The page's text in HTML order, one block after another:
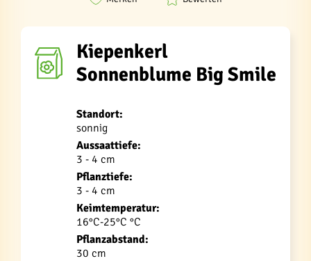
Kiepenkerl
Sonnenblume Big Smile
Standort:
sonnig
Aussaattiefe:
3 - 4 cm
Pflanztiefe:
3 - 4 cm
Keimtemperatur:
16°C-25°C °C
Pflanzabstand:
30 cm